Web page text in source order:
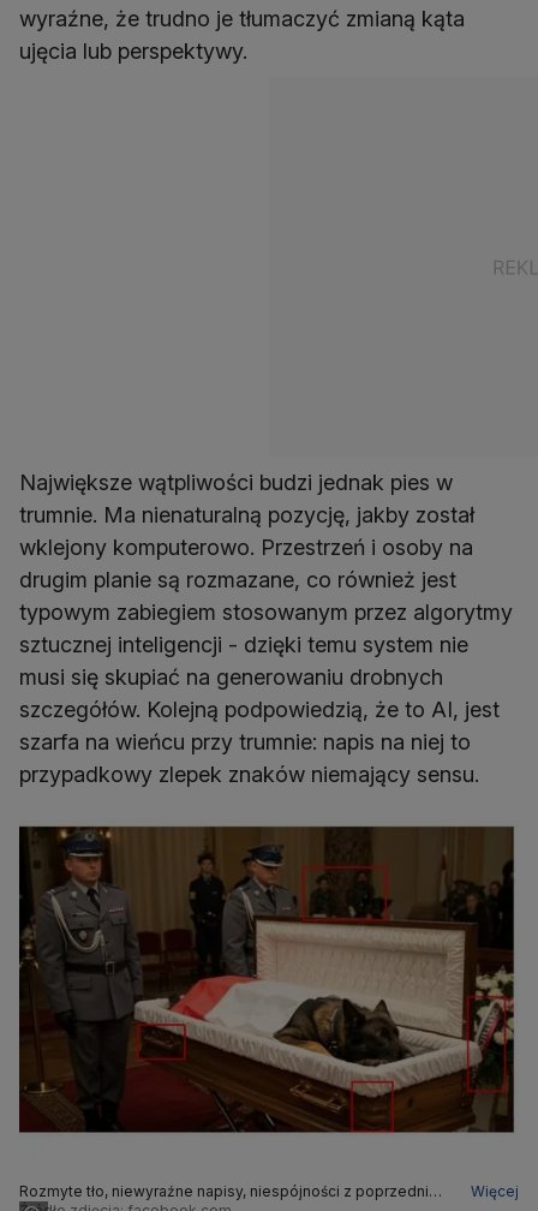
wyraźne, że trudno je tłumaczyć zmianą kąta
ujęcia lub perspektywy.
Największe wątpliwości budzi jednak pies w
trumnie. Ma nienaturalną pozycję, jakby został
wklejony komputerowo. Przestrzeń i osoby na
drugim planie są rozmazane, co również jest
typowym zabiegiem stosowanym przez algorytmy
sztucznej inteligencji - dzięki temu system nie
musi się skupiać na generowaniu drobnych
szczegółów. Kolejną podpowiedzią, że to AI, jest
szarfa na wieńcu przy trumnie: napis na niej to
przypadkowy zlepek znaków niemający sensu.
Rozmyte tło, niewyraźne napisy, niespójności z poprzednim
Więcej